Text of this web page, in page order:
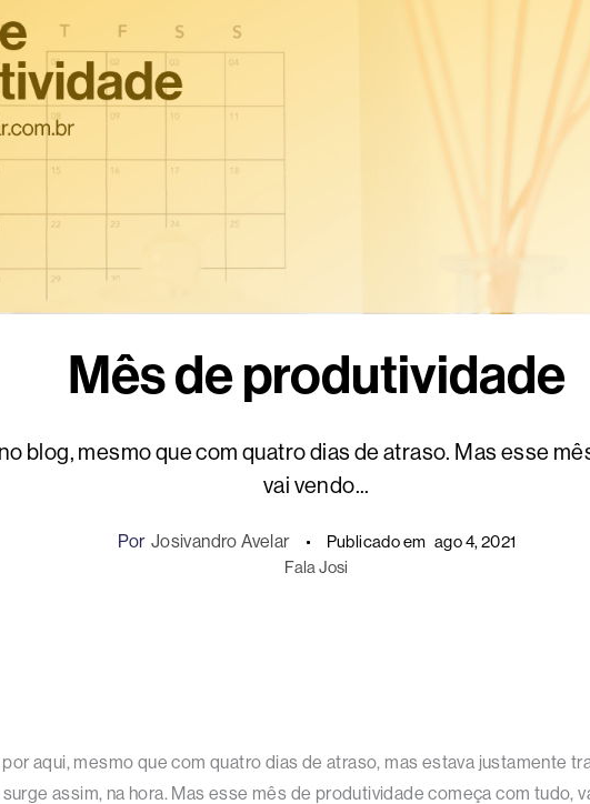
Mês de produtividade
blog, mesmo que com quatro dias de atraso. Mas esse
vai vendo...
Por Josivandro Avelar Publicado em ago 4, 2021
Fala Josi
aqui, mesmo que com quatro dias de atraso, mas estava justamente
assim, na hora. Mas esse mês de produtividade começa com tudo,